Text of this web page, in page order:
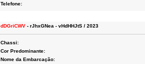
Telefone:
dDGriCWV - rJhxGNea - vHdHHJtS / 2023
Chassi:
Cor Predominante:
Nome da Embarcação: